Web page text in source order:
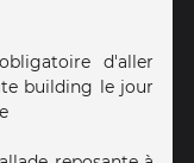
d'aller
building le jour